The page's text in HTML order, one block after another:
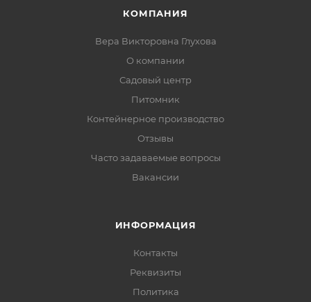
КОМПАНИЯ
Вера Викторовна Глухова
О компании
Садовый центр
Питомник
Контейнерное производство
Отзывы
Часто задаваемые вопросы
Вакансии
ИНФОРМАЦИЯ
Контакты
Реквизиты
Политика